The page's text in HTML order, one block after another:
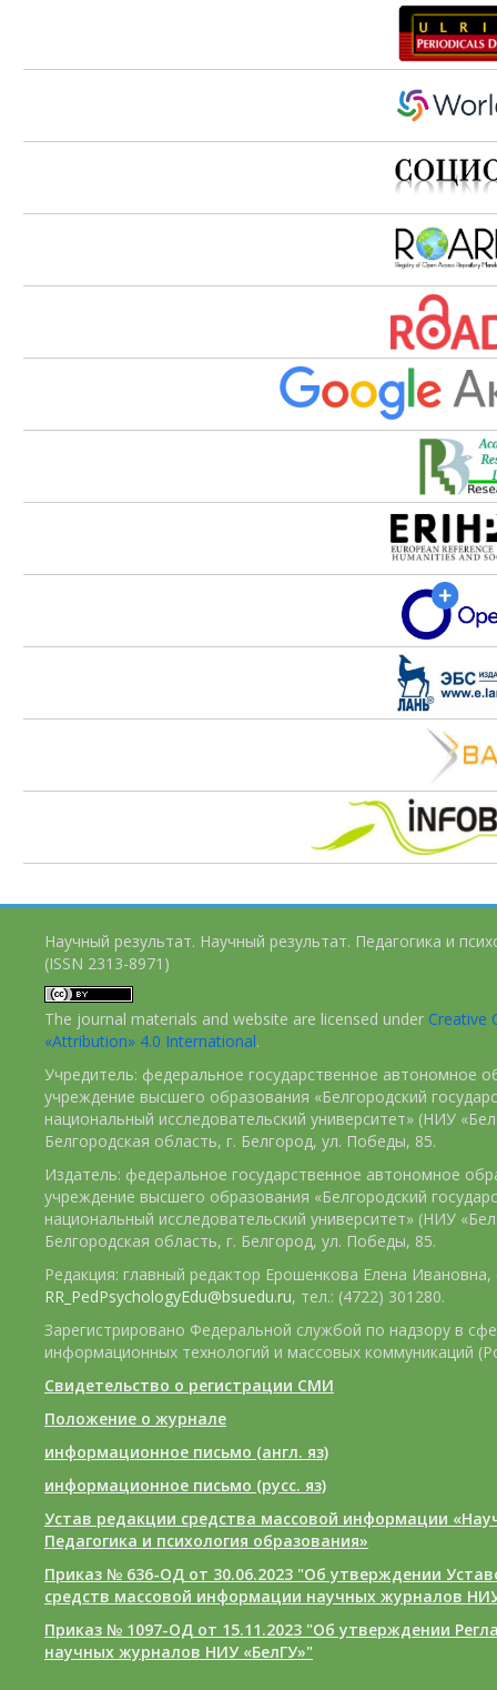
Научный результат. Научный результат. Педагогика и
(ISSN 2313-8971)
The journal materials and website are licensed under Creative
«Attribution» 4.0 International.
Учредитель: федеральное государственное автономное
учреждение высшего образования «Белгородский
национальный исследовательский университет» (НИУ
Белгородская область, г. Белгород, ул. Победы, 85.
Издатель: федеральное государственное автономное
учреждение высшего образования «Белгородский
национальный исследовательский университет» (НИУ
Белгородская область, г. Белгород, ул. Победы, 85.
Редакция: главный редактор Ерошенкова Елена Ивановна,
RR_PedPsychologyEdu@bsuedu.ru, тел.: (4722) 301280.
Зарегистрировано Федеральной службой по надзору в
информационных технологий и массовых коммуникаций
Свидетельство о регистрации СМИ
Положение о журнале
информационное письмо (англ. яз)
информационное письмо (русс. яз)
Устав редакции средства массовой информации
Педагогика и психология образования»
Приказ № 636-ОД от 30.06.2023 "Об утверждении
средств массовой информации научных журналов
Приказ № 1097-ОД от 15.11.2023 "Об утверждении
научных журналов НИУ «БелГУ»"